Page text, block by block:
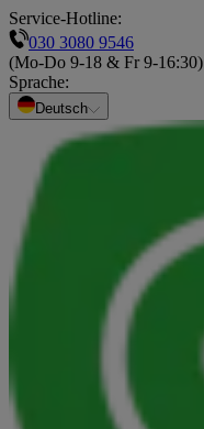
Service-Hotline:
030 3080 9546
(Mo-Do 9-18 & Fr 9-16:30)
Sprache:
Deutsch